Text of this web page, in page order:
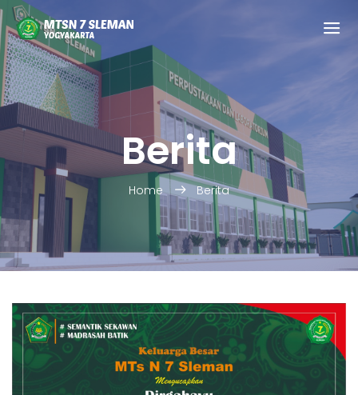
Berita
Home Berita